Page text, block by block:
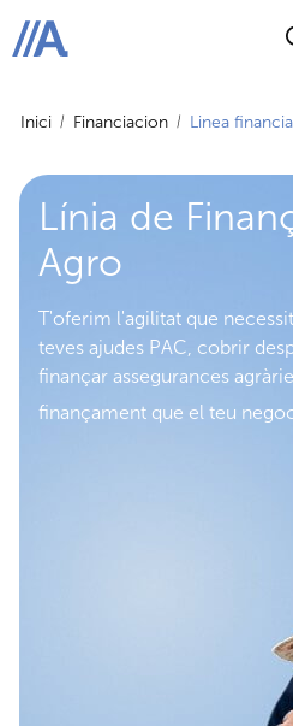
ABANCA
Inici Financiacion Linea
Línia de
Agro
T'oferim l'agilitat que
teves ajudes PAC, cobrir
finançar assegurances
finançament que el teu